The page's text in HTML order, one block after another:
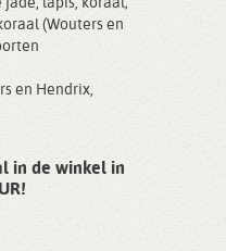
jade, lapis, koraal;
(Wouters en
en Hendrix,
in de winkel in